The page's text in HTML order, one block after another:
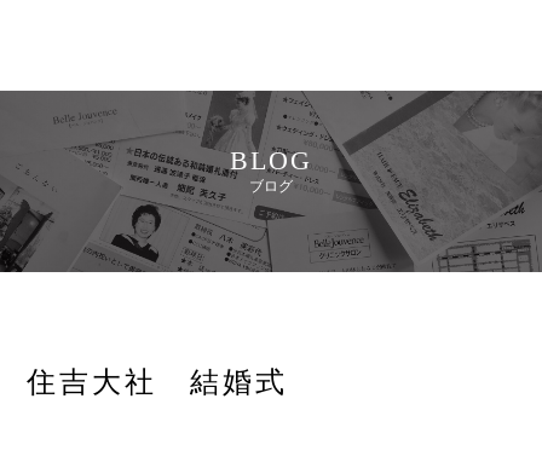
BLOG
ブログ
住吉大社 結婚式